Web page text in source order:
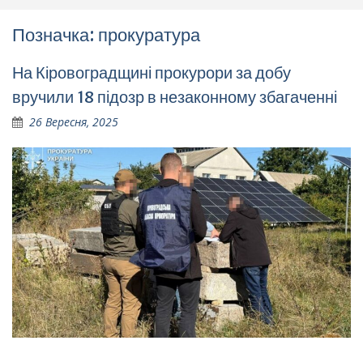
Позначка: прокуратура
На Кіровоградщині прокурори за добу
вручили 18 підозр в незаконному збагаченні
26 Вересня, 2025